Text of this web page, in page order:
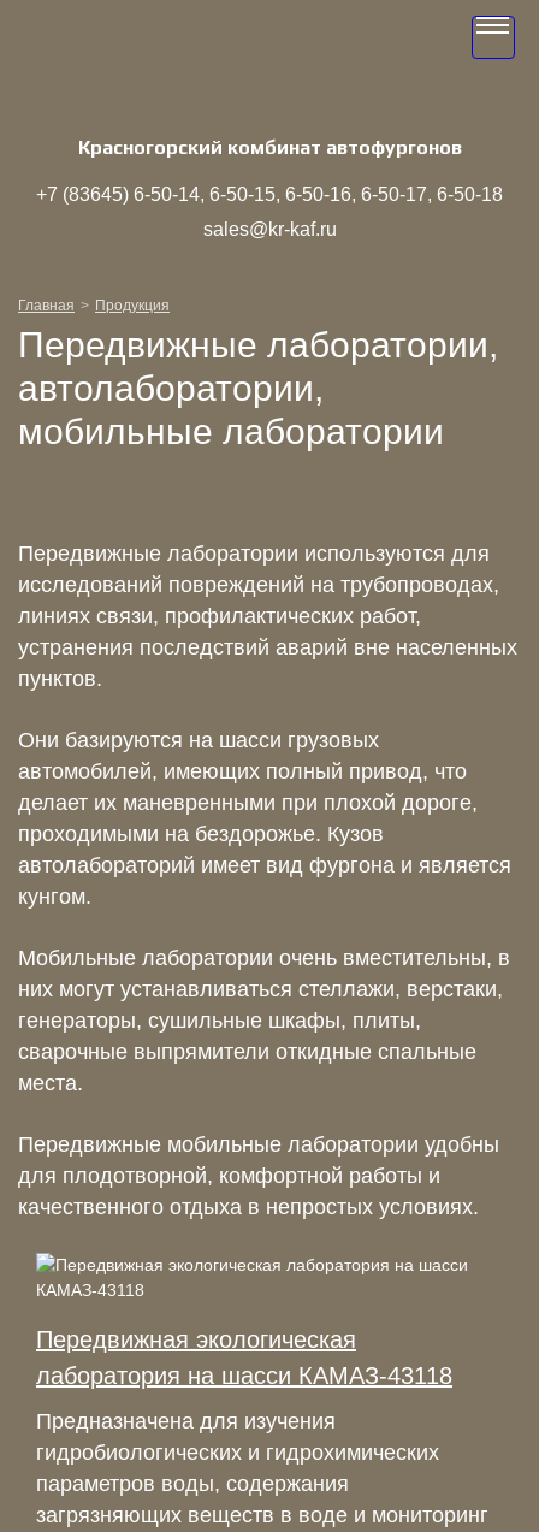
Красногорский комбинат автофургонов
+7 (83645) 6‑50‑14 6‑50‑15 6‑50‑16 6‑50‑17 6‑50‑18
sales@kr-kaf.ru
Toggle
Главная Продукция
Передвижные лаборатории,
автолаборатории,
мобильные лаборатории
Передвижные лаборатории используются для
исследований повреждений на трубопроводах,
линиях связи, профилактических работ,
устранения последствий аварий вне населенных
пунктов.
Они базируются на шасси грузовых
автомобилей, имеющих полный привод, что
делает их маневренными при плохой дороге,
проходимыми на бездорожье. Кузов
автолабораторий имеет вид фургона и является
кунгом.
Мобильные лаборатории очень вместительны, в
них могут устанавливаться стеллажи, верстаки,
генераторы, сушильные шкафы, плиты,
сварочные выпрямители откидные спальные
места.
Передвижные мобильные лаборатории удобны
для плодотворной, комфортной работы и
качественного отдыха в непростых условиях.
Передвижная экологическая
лаборатория на шасси КАМАЗ-43118
Предназначена для изучения
гидробиологических и гидрохимических
параметров воды, содержания
загрязняющих веществ в воде и мониторинг